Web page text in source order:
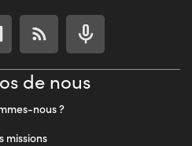
de nous
nous ?
missions